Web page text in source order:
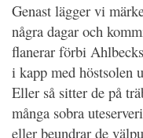
Genast lägger vi
några dagar och
flanerar förbi
i kapp med höstsolen
Eller så sitter de på
många sobra
eller beundrar de